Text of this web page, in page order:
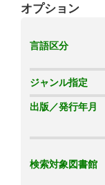
オプション
言語区分
ジャンル指定
出版／発行年月
検索対象図書館